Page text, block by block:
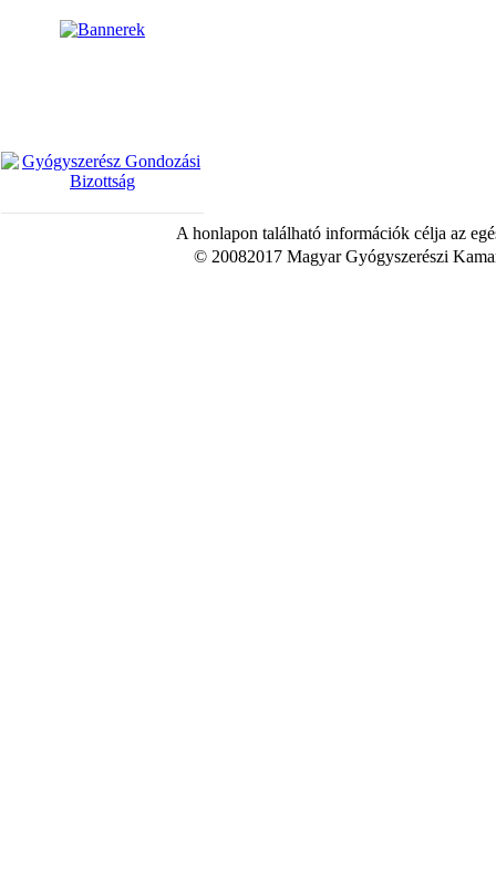
A honlapon található információk célja az
© 20082017 Magyar Gyógyszerészi